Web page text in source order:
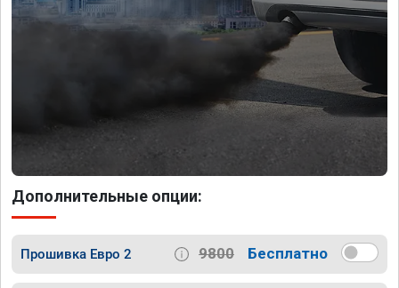
Дополнительные опции:
Прошивка Евро 2 9800 Бесплатно